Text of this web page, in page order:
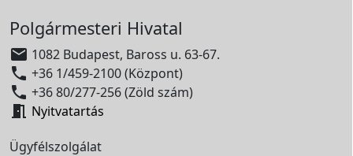
Polgármesteri Hivatal
 1082 Budapest, Baross u. 63-67.
 +36 1/459-2100 (Központ)
 +36 80/277-256 (Zöld szám)
 Nyitvatartás
Ügyfélszolgálat